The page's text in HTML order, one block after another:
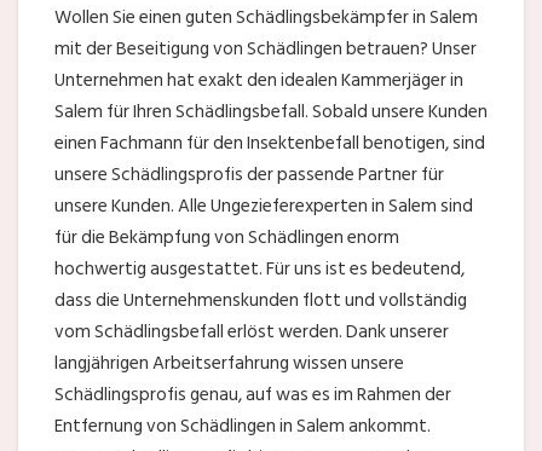
Wollen Sie einen guten Schädlingsbekämpfer in Salem
mit der Beseitigung von Schädlingen betrauen? Unser
Unternehmen hat exakt den idealen Kammerjäger in
Salem für Ihren Schädlingsbefall. Sobald unsere Kunden
einen Fachmann für den Insektenbefall benotigen, sind
unsere Schädlingsprofis der passende Partner für
unsere Kunden. Alle Ungezieferexperten in Salem sind
für die Bekämpfung von Schädlingen enorm
hochwertig ausgestattet. Für uns ist es bedeutend,
dass die Unternehmenskunden flott und vollständig
vom Schädlingsbefall erlöst werden. Dank unserer
langjährigen Arbeitserfahrung wissen unsere
Schädlingsprofis genau, auf was es im Rahmen der
Entfernung von Schädlingen in Salem ankommt.